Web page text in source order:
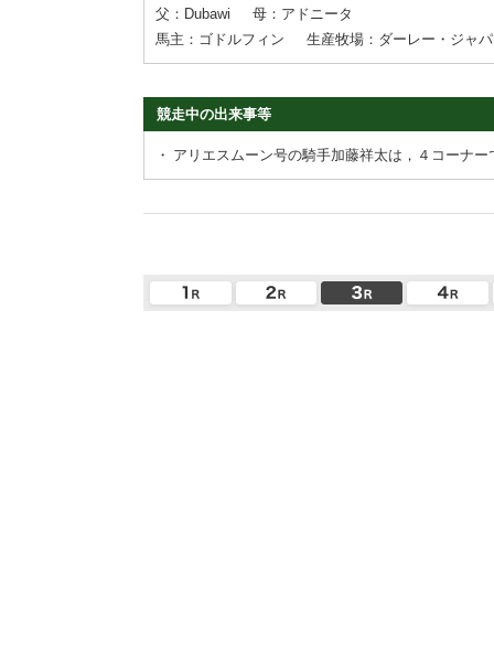
父：Dubawi
母：アドニータ
馬主：ゴドルフィン
生産牧場：ダーレー・ジャ
競走中の出来事等
・ アリエスムーン号の騎手加藤祥太は，４コーナ